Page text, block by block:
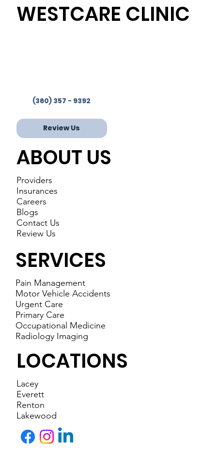
WESTCARE CLINIC
(360) 357 - 9392
Review Us
ABOUT US
Providers
Insurances
Careers
Blogs
Contact Us
Review Us
SERVICES
Pain Management
Motor Vehicle Accidents
Urgent Care
Primary Care
Occupational Medicine
Radiology Imaging
LOCATIONS
Lacey
Everett
Renton
Lakewood